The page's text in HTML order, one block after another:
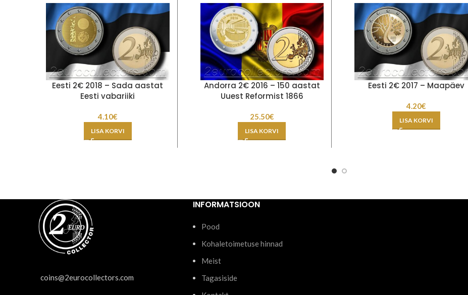
Eesti 2€ 2018 – Sada aastat
Eesti vabariiki
4.10€
LISA KORVI
Andorra 2€ 2016 – 150 aastat
Uuest Reformist 1866
25.50€
LISA KORVI
Eesti 2€ 2017 – Maapäev
4.20€
LISA KORVI
coins@2eurocollectors.com
INFORMATSIOON
Pood
Kohaletoimetuse hinnad
Meist
Tagasiside